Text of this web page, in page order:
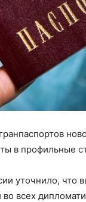
в профильные
уточнило, что
всех